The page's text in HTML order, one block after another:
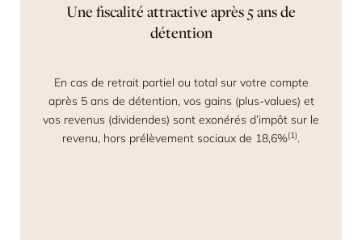
Une fiscalité attractive après 5 ans de
détention
En cas de retrait partiel ou total sur votre compte
après 5 ans de détention, vos gains (plus-values) et
vos revenus (dividendes) sont exonérés d’impôt sur le
revenu, hors prélèvement sociaux de 18,6%(1).